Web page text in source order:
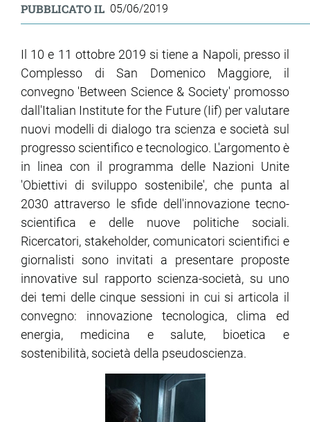
PUBBLICATO IL 05/06/2019
Il 10 e 11 ottobre 2019 si tiene a Napoli, presso il
Complesso di San Domenico Maggiore, il
convegno 'Between Science & Society' promosso
dall'Italian Institute for the Future (Iif) per valutare
nuovi modelli di dialogo tra scienza e società sul
progresso scientifico e tecnologico. L'argomento è
in linea con il programma delle Nazioni Unite
'Obiettivi di sviluppo sostenibile', che punta al
2030 attraverso le sfide dell'innovazione tecno-
scientifica e delle nuove politiche sociali.
Ricercatori, stakeholder, comunicatori scientifici e
giornalisti sono invitati a presentare proposte
innovative sul rapporto scienza-società, su uno
dei temi delle cinque sessioni in cui si articola il
convegno: innovazione tecnologica, clima ed
energia, medicina e salute, bioetica e
sostenibilità, società della pseudoscienza.